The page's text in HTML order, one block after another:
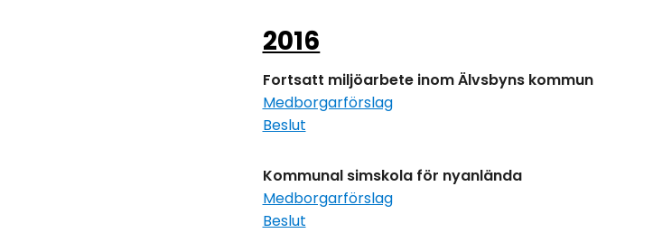
2016
Fortsatt miljöarbete inom Älvsbyns kommun
Medborgarförslag
Beslut
Kommunal simskola för nyanlända
Medborgarförslag
Beslut